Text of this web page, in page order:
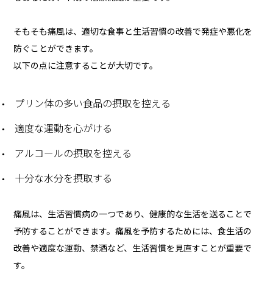
そもそも痛風は、適切な食事と生活習慣の改善で発症や悪化を
防ぐことができます。
以下の点に注意することが大切です。
プリン体の多い食品の摂取を控える
適度な運動を心がける
アルコールの摂取を控える
十分な水分を摂取する
痛風は、生活習慣病の一つであり、健康的な生活を送ることで
予防することができます。痛風を予防するためには、食生活の
改善や適度な運動、禁酒など、生活習慣を見直すことが重要で
す。